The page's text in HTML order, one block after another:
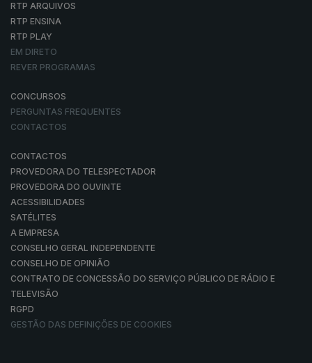
RTP ARQUIVOS
RTP ENSINA
RTP PLAY
EM DIRETO
REVER PROGRAMAS
CONCURSOS
PERGUNTAS FREQUENTES
CONTACTOS
CONTACTOS
PROVEDORA DO TELESPECTADOR
PROVEDORA DO OUVINTE
ACESSIBILIDADES
SATÉLITES
A EMPRESA
CONSELHO GERAL INDEPENDENTE
CONSELHO DE OPINIÃO
CONTRATO DE CONCESSÃO DO SERVIÇO PÚBLICO DE RÁDIO E
TELEVISÃO
RGPD
GESTÃO DAS DEFINIÇÕES DE COOKIES